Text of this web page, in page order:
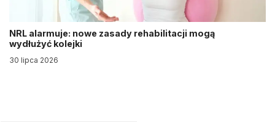
NRL alarmuje: nowe zasady rehabilitacji mogą
wydłużyć kolejki
30 lipca 2026